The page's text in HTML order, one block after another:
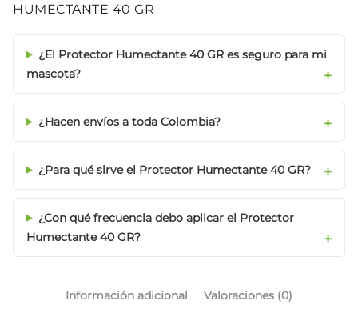
HUMECTANTE 40 GR
¿El Protector Humectante 40 GR es seguro para mi
mascota?
¿Hacen envíos a toda Colombia?
¿Para qué sirve el Protector Humectante 40 GR?
¿Con qué frecuencia debo aplicar el Protector
Humectante 40 GR?
Información adicional Valoraciones (0)